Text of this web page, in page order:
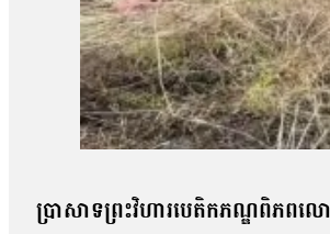
ប្រាសាទព្រះវិហារបេតិកភណ្ឌពិភពល